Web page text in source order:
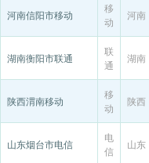
河南信阳市移动
移
动
河南
湖南衡阳市联通
联
通
湖南
陕西渭南移动
移
动
陕西
山东烟台市电信
电
信
山东